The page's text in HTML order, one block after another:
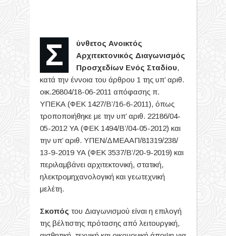
Σύνθετος Ανοικτός
Αρχιτεκτονικός Διαγωνισμός
Προσχεδίων Ενός Σταδίου,
κατά την έννοια του άρθρου 1 της υπ’ αριθ.
οικ.26804/18-06-2011 απόφασης π.
ΥΠΕΚΑ (ΦΕΚ 1427/Β’/16-6-2011), όπως
τροποποιήθηκε με την υπ’ αριθ. 22186/04-
05-2012 ΥΑ (ΦΕΚ 1494/Β’/04-05-2012) και
την υπ’ αριθ. ΥΠΕΝ/ΔΜΕΑΑΠ/81319/238/
13-9-2019 ΥΑ (ΦΕΚ 3537/Β’/20-9-2019) και
περιλαμβάνει αρχιτεκτονική, στατική,
ηλεκτρομηχανολογική και γεωτεχνική
μελέτη.
Σκοπός του Διαγωνισμού είναι η επιλογή
της βέλτιστης πρότασης από λειτουργική,